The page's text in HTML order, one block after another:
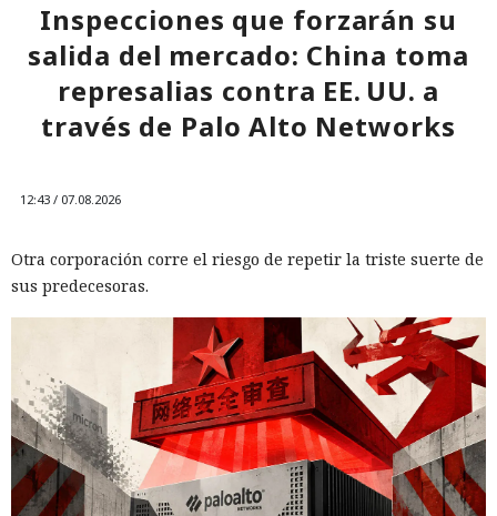
Inspecciones que forzarán su
salida del mercado: China toma
represalias contra EE. UU. a
través de Palo Alto Networks
12:43 / 07.08.2026
Otra corporación corre el riesgo de repetir la triste suerte de
sus predecesoras.